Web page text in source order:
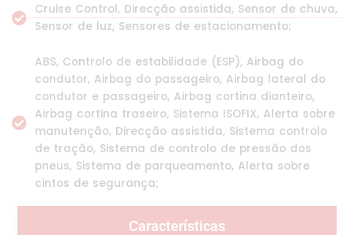
Cruise Control, Direcção assistida, Sensor de chuva,
Sensor de luz, Sensores de estacionamento;
ABS, Controlo de estabilidade (ESP), Airbag do
condutor, Airbag do passageiro, Airbag lateral do
condutor e passageiro, Airbag cortina dianteiro,
Airbag cortina traseiro, Sistema ISOFIX, Alerta sobre
manutenção, Direcção assistida, Sistema controlo
de tração, Sistema de controlo de pressão dos
pneus, Sistema de parqueamento, Alerta sobre
cintos de segurança;
Características